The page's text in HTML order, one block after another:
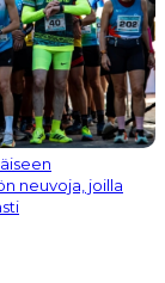
neuvoja, joilla